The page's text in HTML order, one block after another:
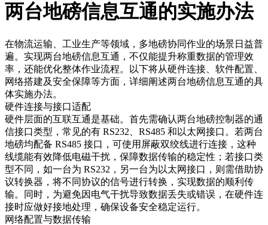
两台地磅信息互通的实施办法
在物流运输、工业生产等领域，多地磅协同作业的场景日益普
遍。实现两台地磅信息互通，不仅能提升称重数据的管理效
率，还能优化整体作业流程。以下将从硬件连接、软件配置、
网络搭建及安全保障等方面，详细阐述两台地磅信息互通的具
体实施办法。​
硬件连接与接口适配​
硬件层面的互联互通是基础。首先需确认两台地磅控制器的通
信接口类型，常见的有 RS232、RS485 和以太网接口。若两台
地磅均配备 RS485 接口，可使用屏蔽双绞线进行连接，这种
线缆能有效降低电磁干扰，保障数据传输的稳定性；若接口类
型不同，如一台为 RS232，另一台为以太网接口，则需借助协
议转换器，将不同协议的信号进行转换，实现数据的顺利传
输。同时，为避免因电气干扰导致数据丢失或错误，在硬件连
接时应做好接地处理，确保设备安全稳定运行。​
网络配置与数据传输​